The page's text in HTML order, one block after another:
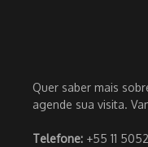
Quer saber mais
agende sua visita.
Telefone: +55 11